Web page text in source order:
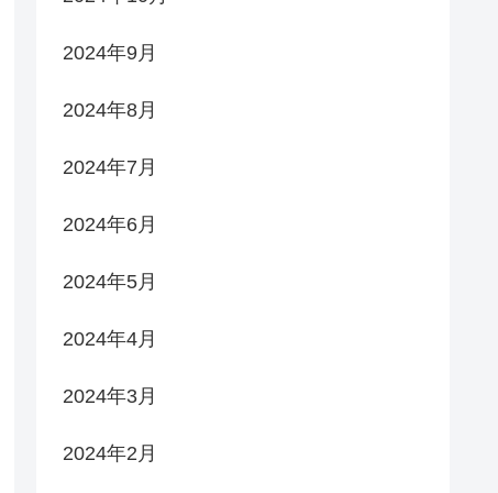
2024年9月
2024年8月
2024年7月
2024年6月
2024年5月
2024年4月
2024年3月
2024年2月